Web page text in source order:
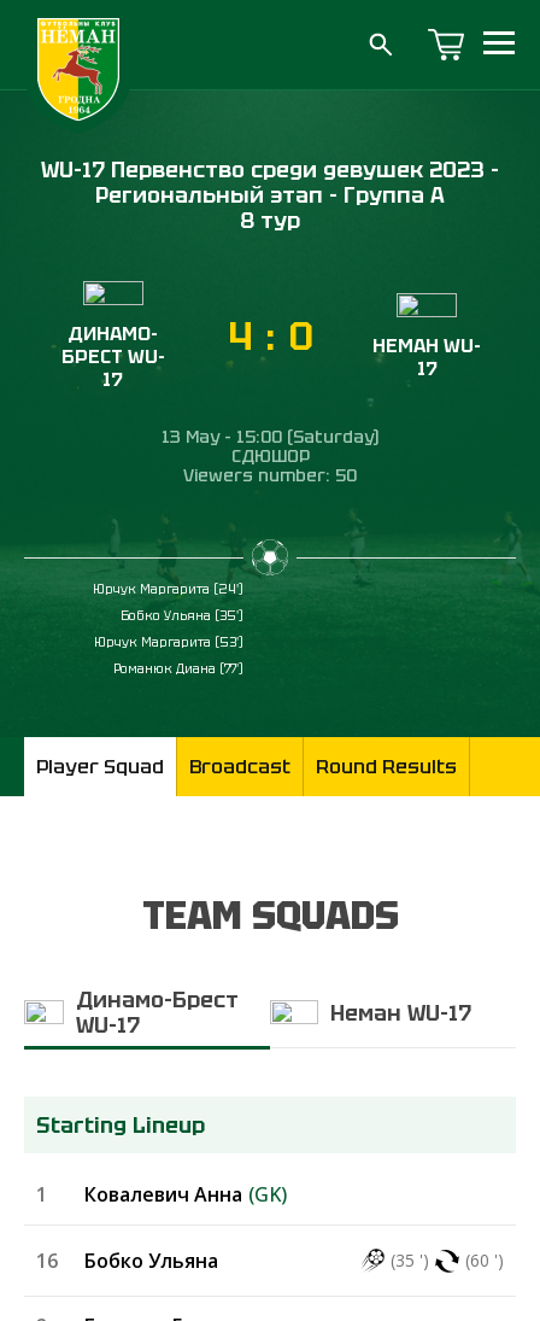
WU-17 Первенство среди девушек 2023 -
Региональный этап - Группа А
8 тур
ДИНАМО-
БРЕСТ WU-
17
4 : 0
НЕМАН WU-
17
13 May - 15:00 (Saturday)
СДЮШОР
Viewers number: 50
Юрчук Маргарита (24')
Бобко Ульяна (35')
Юрчук Маргарита (53')
Романюк Диана (77')
Player Squad Broadcast Round Results
TEAM SQUADS
Динамо-Брест
WU-17
Неман WU-17
Starting Lineup
(GK)
Ковалевич Анна
1
(35 ') (60 ')
Бобко Ульяна
16